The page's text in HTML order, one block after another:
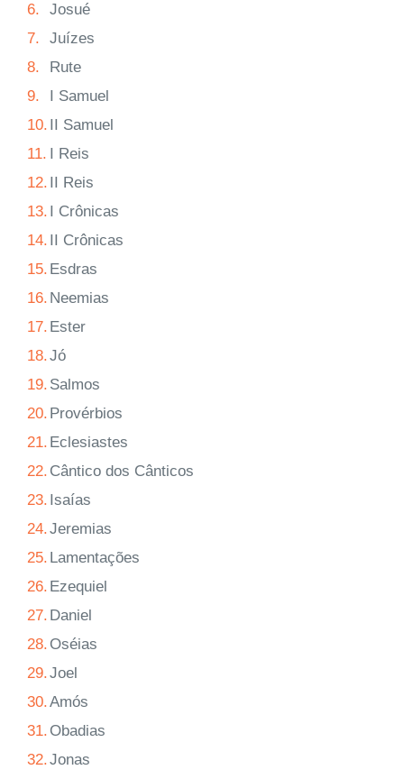
6.
Josué
7.
Juízes
8.
Rute
9.
I Samuel
10. II Samuel
11. I Reis
12. II Reis
13. I Crônicas
14. II Crônicas
15. Esdras
16. Neemias
17. Ester
18.Jó
19. Salmos
20. Provérbios
21. Eclesiastes
22. Cântico dos Cânticos
23. Isaías
24.Jeremias
25. Lamentações
26. Ezequiel
27. Daniel
28. Oséias
29.Joel
30.Amós
31. Obadias
32.Jonas